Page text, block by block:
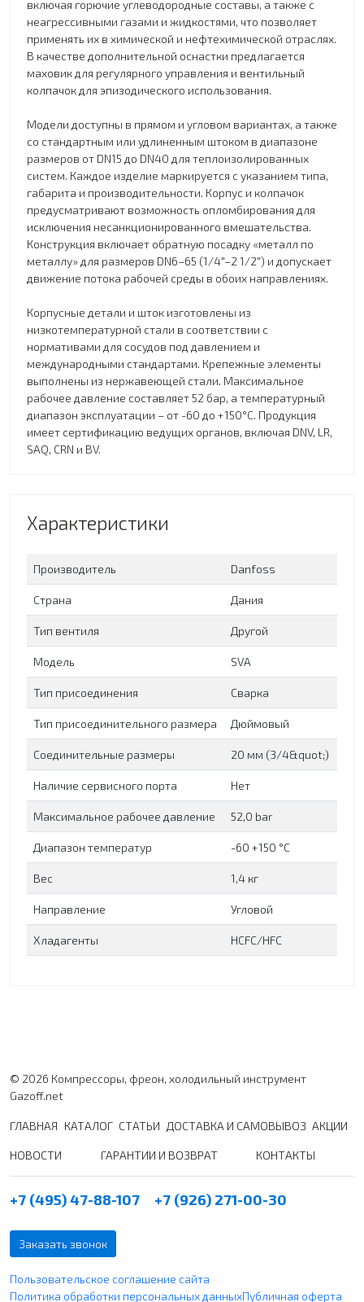
включая горючие углеводородные составы, а также с
неагрессивными газами и жидкостями, что позволяет
применять их в химической и нефтехимической отраслях.
В качестве дополнительной оснастки предлагается
маховик для регулярного управления и вентильный
колпачок для эпизодического использования.
Модели доступны в прямом и угловом вариантах, а также
со стандартным или удлиненным штоком в диапазоне
размеров от DN15 до DN40 для теплоизолированных
систем. Каждое изделие маркируется с указанием типа,
габарита и производительности. Корпус и колпачок
предусматривают возможность опломбирования для
исключения несанкционированного вмешательства.
Конструкция включает обратную посадку «металл по
металлу» для размеров DN6–65 (1/4"–2 1/2") и допускает
движение потока рабочей среды в обоих направлениях.
Корпусные детали и шток изготовлены из
низкотемпературной стали в соответствии с
нормативами для сосудов под давлением и
международными стандартами. Крепежные элементы
выполнены из нержавеющей стали. Максимальное
рабочее давление составляет 52 бар, а температурный
диапазон эксплуатации – от -60 до +150°C. Продукция
имеет сертификацию ведущих органов, включая DNV, LR,
SAQ, CRN и BV.
Характеристики
Производитель Danfoss
Страна Дания
Тип вентиля Другой
Модель SVA
Тип присоединения Сварка
Тип присоединительного размера Дюймовый
Соединительные размеры 20 мм (3/4&quot;)
Наличие сервисного порта Нет
Максимальное рабочее давление 52,0 bar
Диапазон температур -60 +150 °C
Вес 1,4 кг
Направление Угловой
Хладагенты HCFC/HFC
© 2026 Компрессоры, фреон, холодильный инструмент
Gazoff.net
ГЛАВНАЯ КАТАЛОГ СТАТЬИ ДОСТАВКА И САМОВЫВОЗ АКЦИИ
НОВОСТИ ГАРАНТИИ И ВОЗВРАТ КОНТАКТЫ
+7 (495) 47-88-107 +7 (926) 271-00-30
Заказать звонок
Пользовательское соглашение сайта
Политика обработки персональных данныхПубличная оферта